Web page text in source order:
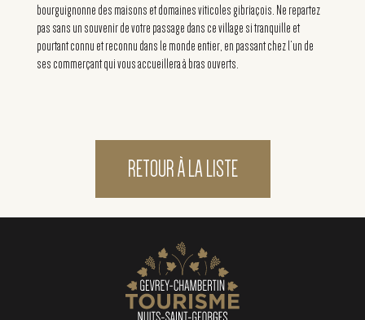
bourguignonne des maisons et domaines viticoles gibriaçois. Ne repartez
pas sans un souvenir de votre passage dans ce village si tranquille et
pourtant connu et reconnu dans le monde entier, en passant chez l’un de
ses commerçant qui vous accueillera à bras ouverts.
RETOUR À LA LISTE